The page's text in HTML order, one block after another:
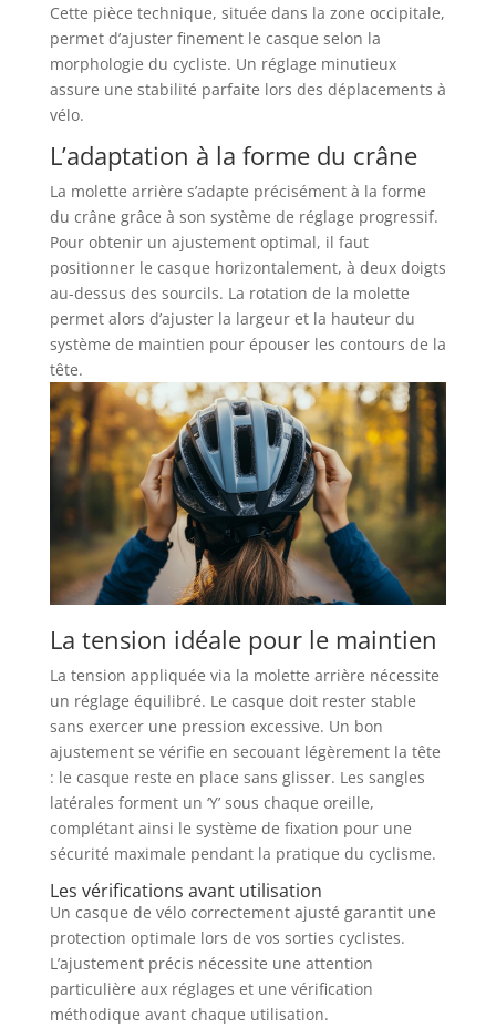
Cette pièce technique, située dans la zone occipitale,
permet d’ajuster finement le casque selon la
morphologie du cycliste. Un réglage minutieux
assure une stabilité parfaite lors des déplacements à
vélo.
L’adaptation à la forme du crâne
La molette arrière s’adapte précisément à la forme
du crâne grâce à son système de réglage progressif.
Pour obtenir un ajustement optimal, il faut
positionner le casque horizontalement, à deux doigts
au-dessus des sourcils. La rotation de la molette
permet alors d’ajuster la largeur et la hauteur du
système de maintien pour épouser les contours de la
tête.
La tension idéale pour le maintien
La tension appliquée via la molette arrière nécessite
un réglage équilibré. Le casque doit rester stable
sans exercer une pression excessive. Un bon
ajustement se vérifie en secouant légèrement la tête
: le casque reste en place sans glisser. Les sangles
latérales forment un ‘Y’ sous chaque oreille,
complétant ainsi le système de fixation pour une
sécurité maximale pendant la pratique du cyclisme.
Les vérifications avant utilisation
Un casque de vélo correctement ajusté garantit une
protection optimale lors de vos sorties cyclistes.
L’ajustement précis nécessite une attention
particulière aux réglages et une vérification
méthodique avant chaque utilisation.